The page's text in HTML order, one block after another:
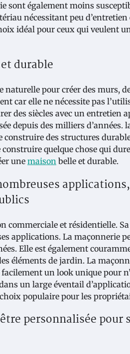
également moins
nécessitant peu d’entretien
idéal pour ceux qui veulent
durable
pour créer des murs,
car elle ne nécessite pas
des siècles avec un entretien
depuis des milliers d’années.
construire des structures
quelque chose qui
une maison belle et durable.
et résidentielle.
applications. La maçonnerie
Elle est également
éléments de jardin. La
un look unique pour
un large éventail
populaire pour les
personnalisée pour